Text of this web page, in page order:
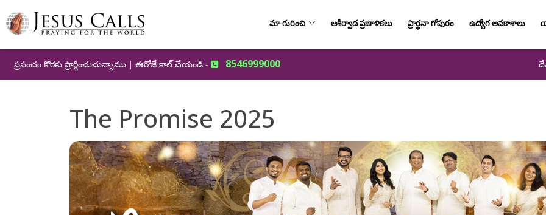
మా గురించి ఆశీర్వాద ప్రణాళికలు ప్రార్థనా గోపురం ఉద్యోగ అవకాశాలు
ప్రపంచం కొరకు ప్రార్థించుచున్నాము | ఈరోజే కాల్ చేయండి - 8546999000
The Promise 2025